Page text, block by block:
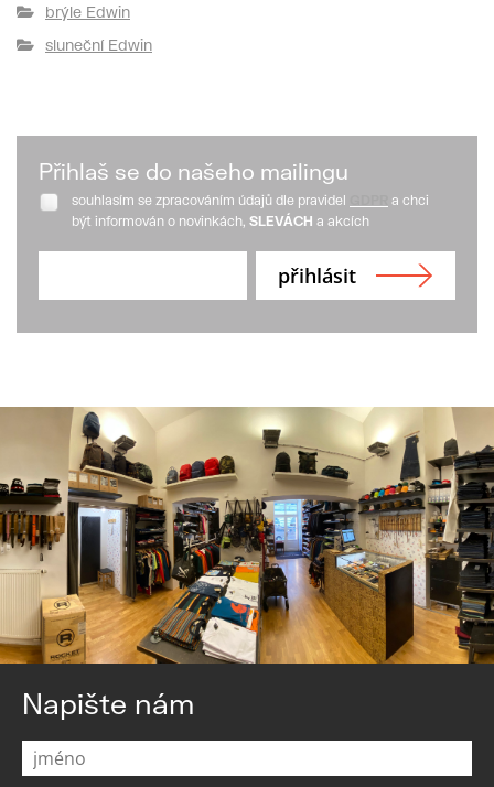
brýle Edwin
sluneční Edwin
Přihlaš se do našeho mailingu
souhlasím se zpracováním údajů dle pravidel
a chci
být informován o novinkách, SLEVÁCH a akcích
Napište nám